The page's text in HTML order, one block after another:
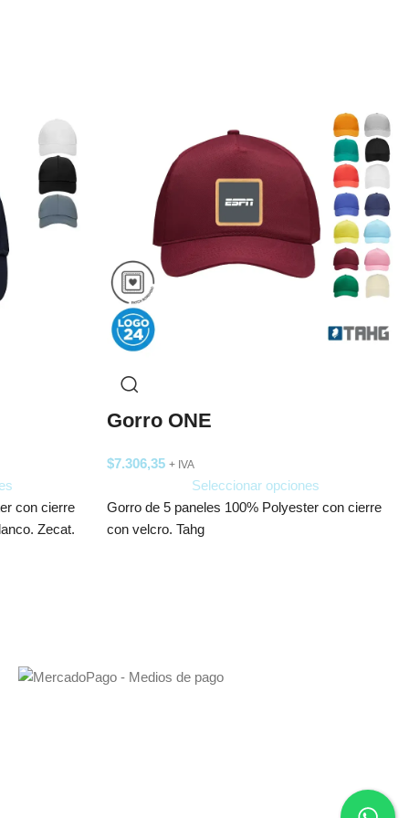
con cierre
Zecat.
Gorro ONE
$7.306,35 + IVA
Seleccionar opciones
Gorro de 5 paneles 100% Polyester con cierre
con velcro. Tahg